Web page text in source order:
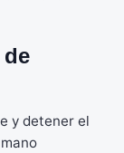
y detener el